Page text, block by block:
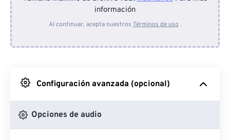
Desde el dispositivo
Desde Google Drive
Desde OneDrive
información
Al continuar, acepta nuestros Términos de uso .
Configuración avanzada (opcional)
Opciones de audio